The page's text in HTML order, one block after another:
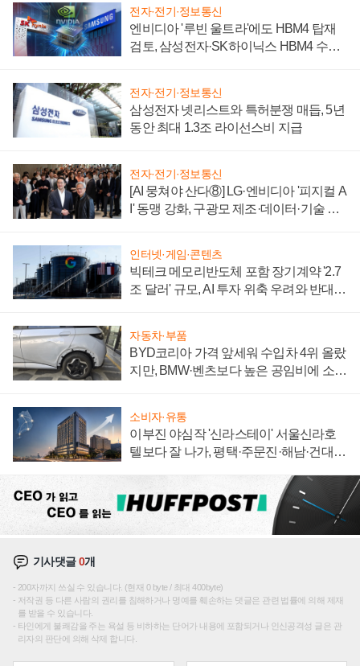
전자·전기·정보통신
엔비디아 '루빈 울트라'에도 HBM4 탑재
검토, 삼성전자·SK하이닉스 HBM4 수율
전자·전기·정보통신
삼성전자 넷리스트와 특허분쟁 매듭, 5년
동안 최대 1.3조 라이선스비 지급
전자·전기·정보통신
[AI 뭉쳐야 산다⑧] LG·엔비디아 '피지컬 A
I' 동맹 강화, 구광모 제조·데이터·기술 결
인터넷·게임·콘텐츠
빅테크 메모리반도체 포함 장기계약 '2.7
조 달러' 규모, AI 투자 위축 우려와 반대
자동차·부품
BYD코리아 가격 앞세워 수입차 4위 올랐
지만, BMW·벤츠보다 높은 공임비에 소비
소비자·유통
이부진 야심작 '신라스테이' 서울신라호
텔보다 잘 나가, 평택·주문진·해남·건대로
기사댓글0개
200자까지 쓰실 수 있습니다. (현재 0 byte / 최대 400byte)
저작권 등 다른 사람의 권리를 침해하거나 명예를 훼손하는 댓글은 관련 법률에 의해 제재
를 받을 수 있습니다.
타인에게 불쾌감을 주는 욕설 등 비하하는 단어가 내용에 포함되거나 인신공격성 글은 관
리자의 판단에 의해 삭제 합니다.